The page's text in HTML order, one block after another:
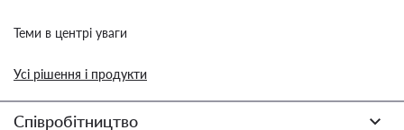
Теми в центрі уваги
Усі рішення і продукти
Співробітництво